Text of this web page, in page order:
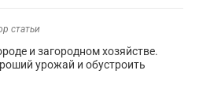
статьи
и загородном хозяйстве.
урожай и обустроить